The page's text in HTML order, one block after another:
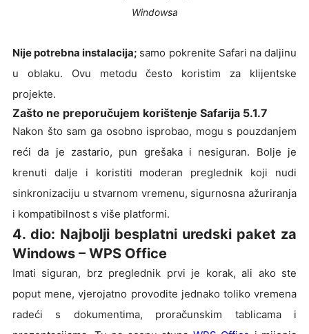
Windowsa
Nije potrebna instalacija; samo pokrenite Safari na daljinu
u oblaku. Ovu metodu često koristim za klijentske
projekte.
Zašto ne preporučujem korištenje Safarija 5.1.7
Nakon što sam ga osobno isprobao, mogu s pouzdanjem
reći da je zastario, pun grešaka i nesiguran. Bolje je
krenuti dalje i koristiti moderan preglednik koji nudi
sinkronizaciju u stvarnom vremenu, sigurnosna ažuriranja
i kompatibilnost s više platformi.
4. dio: Najbolji besplatni uredski paket za
Windows – WPS Office
Imati siguran, brz preglednik prvi je korak, ali ako ste
poput mene, vjerojatno provodite jednako toliko vremena
radeći s dokumentima, proračunskim tablicama i